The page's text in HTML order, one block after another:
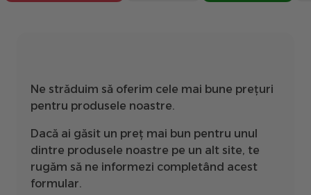
Ne străduim să oferim cele mai bune prețuri
pentru produsele noastre.
Dacă ai găsit un preț mai bun pentru unul
dintre produsele noastre pe un alt site, te
rugăm să ne informezi completând acest
formular.